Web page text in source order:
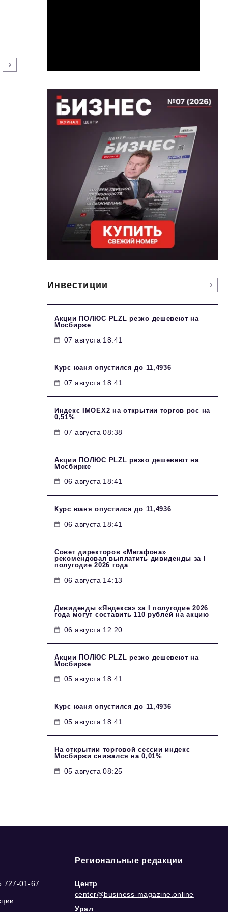
Инвестиции
Акции ПОЛЮС PLZL резко дешевеют на
Мосбирже
07 августа 18:41
Курс юаня опустился до 11,4936
07 августа 18:41
Индекс IMOEX2 на открытии торгов рос на
0,51%
07 августа 08:38
Акции ПОЛЮС PLZL резко дешевеют на
Мосбирже
06 августа 18:41
Курс юаня опустился до 11,4936
06 августа 18:41
Совет директоров «Мегафона»
рекомендовал выплатить дивиденды за I
полугодие 2026 года
06 августа 14:13
Дивиденды «Яндекса» за I полугодие 2026
года могут составить 110 рублей на акцию
06 августа 12:20
Акции ПОЛЮС PLZL резко дешевеют на
Мосбирже
05 августа 18:41
Курс юаня опустился до 11,4936
05 августа 18:41
На открытии торговой сессии индекс
Мосбиржи снижался на 0,01%
05 августа 08:25
727-01-67
Региональные редакции
Центр
center@business-magazine.online
Урал